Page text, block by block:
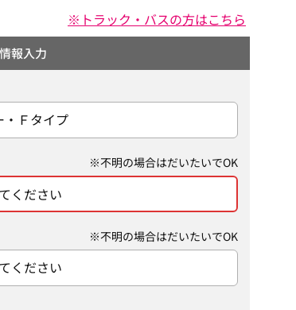
※トラック・バスの方はこちら
報入力
・Ｆタイプ
※不明の場合はだいたいでOK
ください
※不明の場合はだいたいでOK
ください